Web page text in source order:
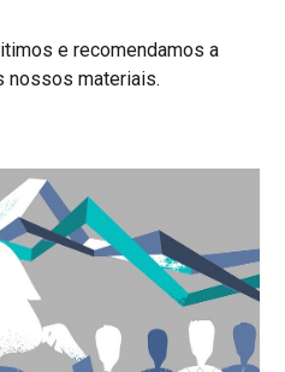
e recomendamos a
nossos materiais.